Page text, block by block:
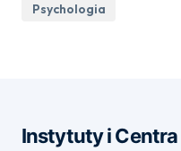
Psychologia
Instytuty i